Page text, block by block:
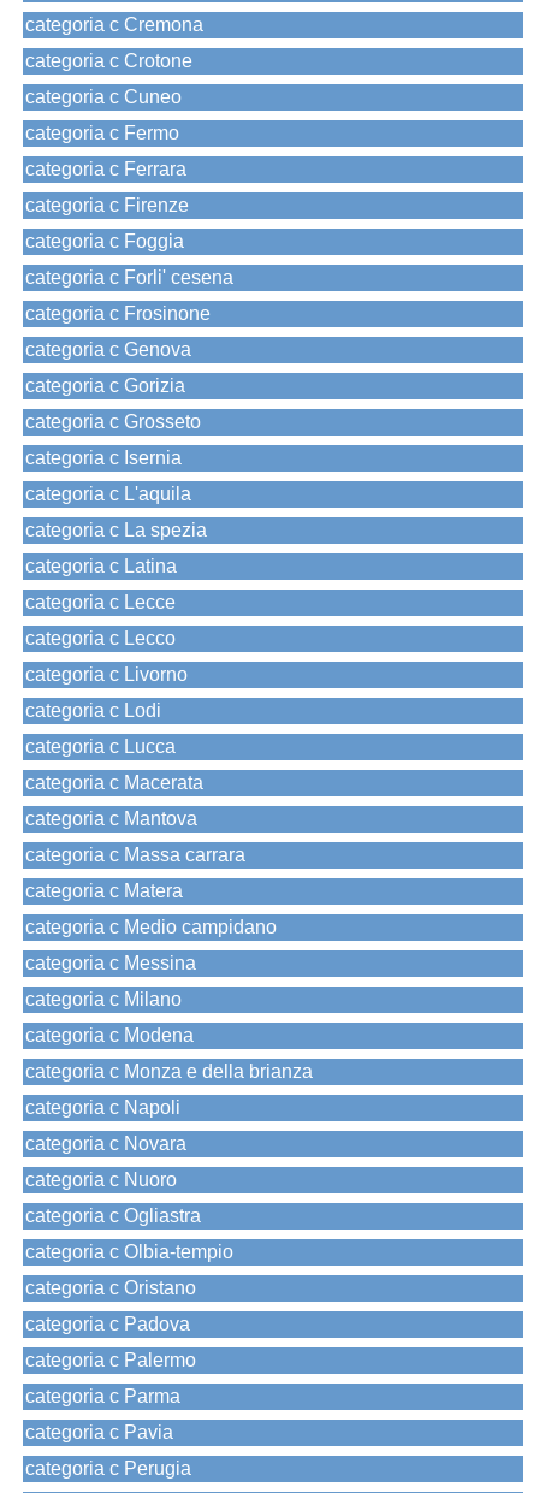
categoria c Cremona
categoria c Crotone
categoria c Cuneo
categoria c Fermo
categoria c Ferrara
categoria c Firenze
categoria c Foggia
categoria c Forli' cesena
categoria c Frosinone
categoria c Genova
categoria c Gorizia
categoria c Grosseto
categoria c Isernia
categoria c L'aquila
categoria c La spezia
categoria c Latina
categoria c Lecce
categoria c Lecco
categoria c Livorno
categoria c Lodi
categoria c Lucca
categoria c Macerata
categoria c Mantova
categoria c Massa carrara
categoria c Matera
categoria c Medio campidano
categoria c Messina
categoria c Milano
categoria c Modena
categoria c Monza e della brianza
categoria c Napoli
categoria c Novara
categoria c Nuoro
categoria c Ogliastra
categoria c Olbia-tempio
categoria c Oristano
categoria c Padova
categoria c Palermo
categoria c Parma
categoria c Pavia
categoria c Perugia